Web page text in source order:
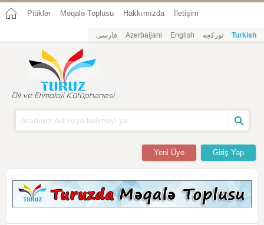
Pitiklər Məqalə Toplusu Hakkımızda İletişim
فارسی Azerbaijani English تورکجه Turkish
Giriş Yap
Yeni Üye